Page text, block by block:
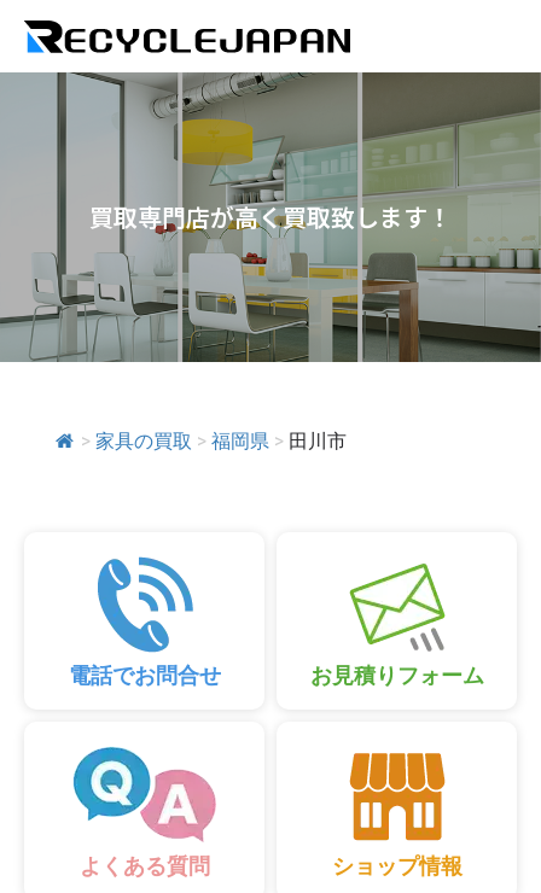
買取専門店が高く買取致します！
> 家具の買取 > 福岡県 > 田川市
電話でお問合せ お見積りフォーム
よくある質問 ショップ情報